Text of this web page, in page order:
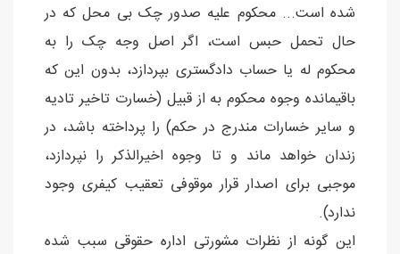
شده است... محکوم علیه صدور چک بی محل که در
حال تحمل حبس است، اگر اصل وجه چک را به
محکوم له یا حساب دادگستری بپردازد، بدون این که
باقیمانده وجوه محکوم به از قبیل (خسارت تاخیر تادیه
و سایر خسارات مندرج در حکم) را پرداخته باشد، در
زندان خواهد ماند و تا وجوه اخیرالذکر را نپردازد،
موجبی برای اصدار قرار موقوفی تعقیب کیفری وجود
ندارد).
این گونه از نظرات مشورتی اداره حقوقی سبب شده